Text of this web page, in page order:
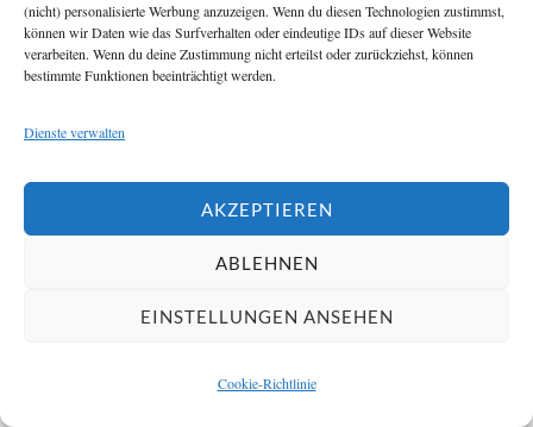
(nicht) personalisierte Werbung anzuzeigen. Wenn du diesen Technologien zustimmst,
können wir Daten wie das Surfverhalten oder eindeutige IDs auf dieser Website
verarbeiten. Wenn du deine Zustimmung nicht erteilst oder zurückziehst, können
bestimmte Funktionen beeinträchtigt werden.
Dienste verwalten
AKZEPTIEREN
ABLEHNEN
EINSTELLUNGEN ANSEHEN
Cookie-Richtlinie
In Spanien werden so gut wie keine Bücher
mehr verkauft
121 Aufrufe
119 Aufrufe
Hilfe, der Verlag macht zu wenig Marketing für mein Buch!
Von wegen Bestseller – die erfolgreichsten